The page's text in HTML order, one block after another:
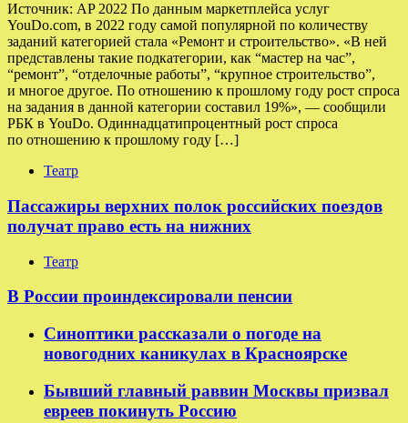
Источник: AP 2022 По данным маркетплейса услуг
YouDo.com, в 2022 году самой популярной по количеству
заданий категорией стала «Ремонт и строительство». «В ней
представлены такие подкатегории, как “мастер на час”,
“ремонт”, “отделочные работы”, “крупное строительство”,
и многое другое. По отношению к прошлому году рост спроса
на задания в данной категории составил 19%», — сообщили
РБК в YouDo. Одиннадцатипроцентный рост спроса
по отношению к прошлому году […]
Театр
Пассажиры верхних полок российских поездов
получат право есть на нижних
Театр
В России проиндексировали пенсии
Синоптики рассказали о погоде на
новогодних каникулах в Красноярске
Бывший главный раввин Москвы призвал
евреев покинуть Россию